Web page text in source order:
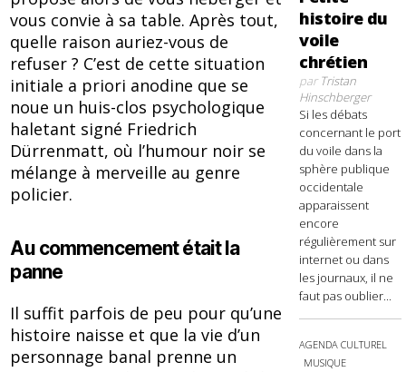
vous convie à sa table. Après tout,
quelle raison auriez-vous de
refuser ? C’est de cette situation
initiale a priori anodine que se
noue un huis-clos psychologique
haletant signé Friedrich
Dürrenmatt, où l’humour noir se
mélange à merveille au genre
policier.
Au commencement était la
panne
Il suffit parfois de peu pour qu’une
histoire naisse et que la vie d’un
personnage banal prenne un
histoire du
voile
chrétien
parTristan
Hinschberger
Si les débats
concernant le port
du voile dans la
sphère publique
occidentale
apparaissent
encore
régulièrement sur
internet ou dans
les journaux, il ne
faut pas oublier...
AGENDA CULTUREL
MUSIQUE